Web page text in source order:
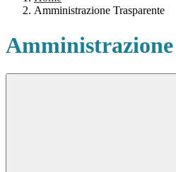
Amministrazione Trasparente